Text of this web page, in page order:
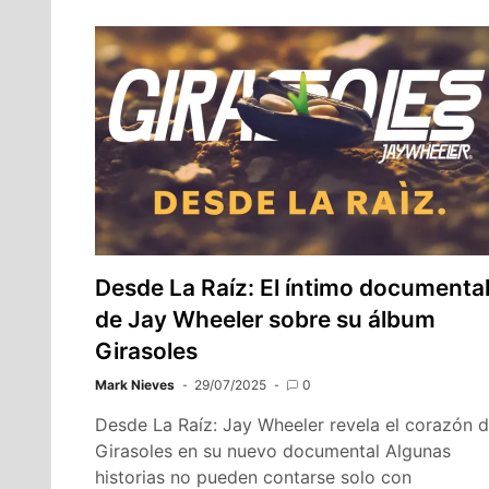
Desde La Raíz: El íntimo documental
de Jay Wheeler sobre su álbum
Girasoles
Mark Nieves 29/07/2025 0
Desde La Raíz: Jay Wheeler revela el corazón
Girasoles en su nuevo documental Algunas
historias no pueden contarse solo con